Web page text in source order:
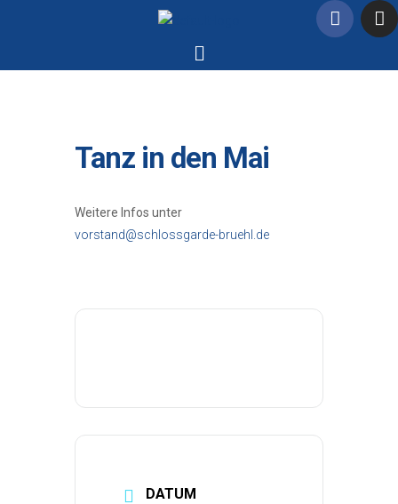
Tanz in den Mai
Weitere Infos unter
vorstand@schlossgarde-bruehl.de
DATUM